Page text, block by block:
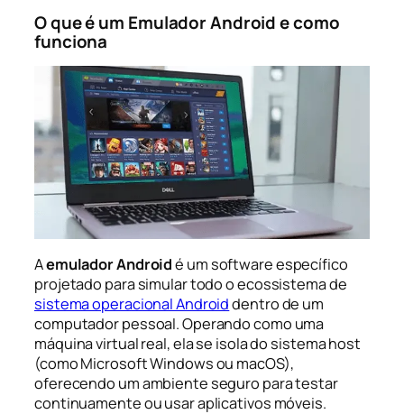
O que é um Emulador Android e como
funciona
Aemulador Androidé um software específico
projetado para simular todo o ecossistema de
sistema operacional Androiddentro de um
computador pessoal. Operando como uma
máquina virtual real, ela se isola do sistema host
(como Microsoft Windows ou macOS),
oferecendo um ambiente seguro para testar
continuamente ou usar aplicativos móveis.